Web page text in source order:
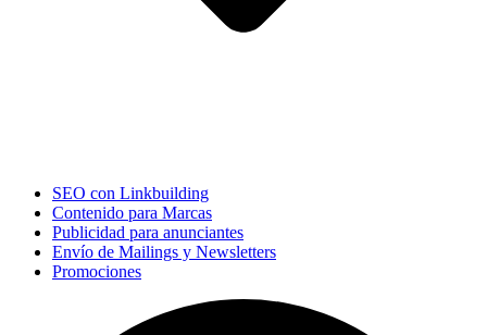
SEO con Linkbuilding
Contenido para Marcas
Publicidad para anunciantes
Envío de Mailings y Newsletters
Promociones